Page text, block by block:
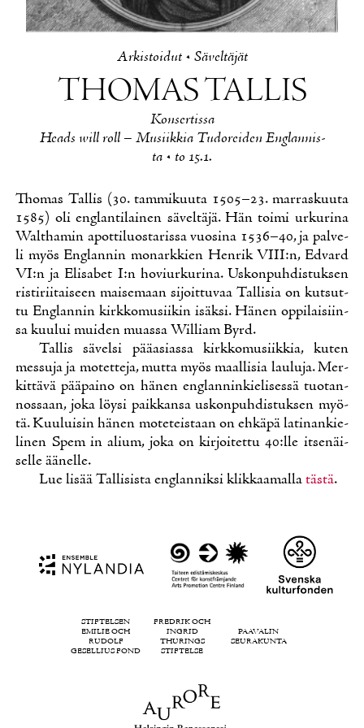
Ar­kis­toi­dut• Sä­vel­tä­jät
THO­MAS TAL­LIS
Kon­ser­tis­sa
Heads will roll – Musiik­kia Tu­do­rei­den Englan­nis­
ta • to 15.1.
Tho­mas Tal­lis (30. tam­mi­kuu­ta 1505–23. mar­ras­kuu­ta
1585) oli englan­ti­lai­nen sä­vel­tä­jä. Hän toi­mi ur­ku­ri­na
Walt­ha­min apot­ti­luos­ta­ris­sa vuo­si­na 1536–40, ja pal­ve­
li myös Englan­nin mo­nark­kien Hen­rik VIII:n, Ed­vard
VI:n ja Eli­sa­bet I:n ho­viur­ku­ri­na. Us­kon­puh­dis­tuk­sen
ris­ti­rii­tai­seen mai­se­maan si­joit­tu­vaa Tal­li­sia on kut­sut­
tu Englan­nin kirk­ko­musii­kin isäk­si. Hä­nen op­pi­lai­siin­
sa kuu­lui mui­den muas­sa Wil­liam Byrd.
Tal­lis sä­vel­si pää­asias­sa kirk­ko­musiik­kia, ku­ten
mes­su­ja ja mo­tet­te­ja, mut­ta myös maal­li­sia lau­lu­ja. Mer­
kit­tä­vä pää­pai­no on hä­nen englan­nin­kie­li­ses­sä tuo­tan­
nos­saan, jo­ka löy­si paik­kan­sa us­kon­puh­dis­tuk­sen myö­
tä. Kuu­lui­sin hä­nen mo­te­teis­taan on eh­kä­pä la­ti­nan­kie­
li­nen Spem in alium, jo­ka on kir­joi­tet­tu 40:lle it­se­näi­
sel­le ää­nel­le.
Lue li­sää Tal­li­sis­ta englan­nik­si klik­kaa­mal­latäs­tä.
STIFTELSEN
EMILIE OCH
RUDOLF
GESELLIUS FOND
FREDRIK OCH
INGRID
THURINGS
STIFTELSE
PAAVALIN
SEURAKUNTA